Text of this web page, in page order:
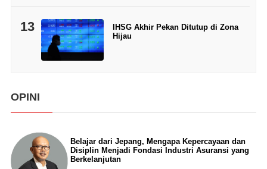
13
IHSG Akhir Pekan Ditutup di Zona
Hijau
OPINI
Belajar dari Jepang, Mengapa Kepercayaan dan
Disiplin Menjadi Fondasi Industri Asuransi yang
Berkelanjutan